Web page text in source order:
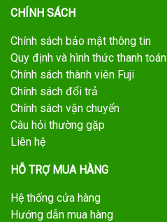
CHÍNH SÁCH
Chính sách bảo mật thông tin
Quy định và hình thức thanh toán
Chính sách thành viên Fuji
Chính sách đổi trả
Chính sách vận chuyển
Câu hỏi thường gặp
Liên hệ
HỖ TRỢ MUA HÀNG
Hệ thống cửa hàng
Hướng dẫn mua hàng